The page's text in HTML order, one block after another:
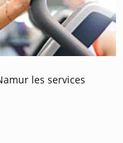
les services